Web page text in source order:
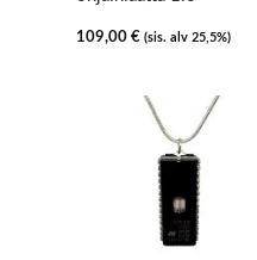
109,00 € (sis. alv 25,5%)